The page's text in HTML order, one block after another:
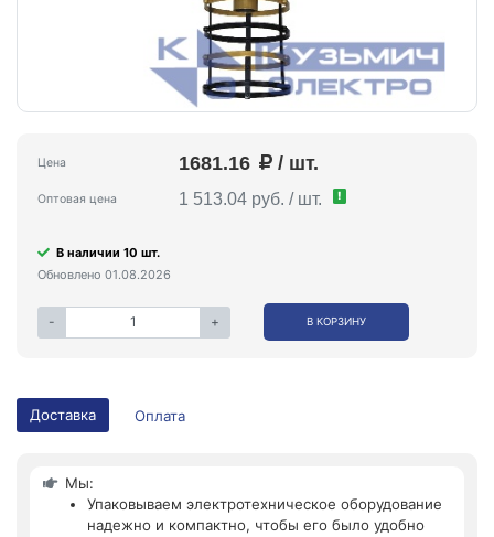
Цена 1681.16 / шт.
Оптовая цена 1 513.04 руб. / шт. !
В наличии 10 шт.
Обновлено 01.08.2026
- + В КОРЗИНУ
Доставка Оплата
Мы:
Упаковываем электротехническое оборудование
надежно и компактно, чтобы его было удобно